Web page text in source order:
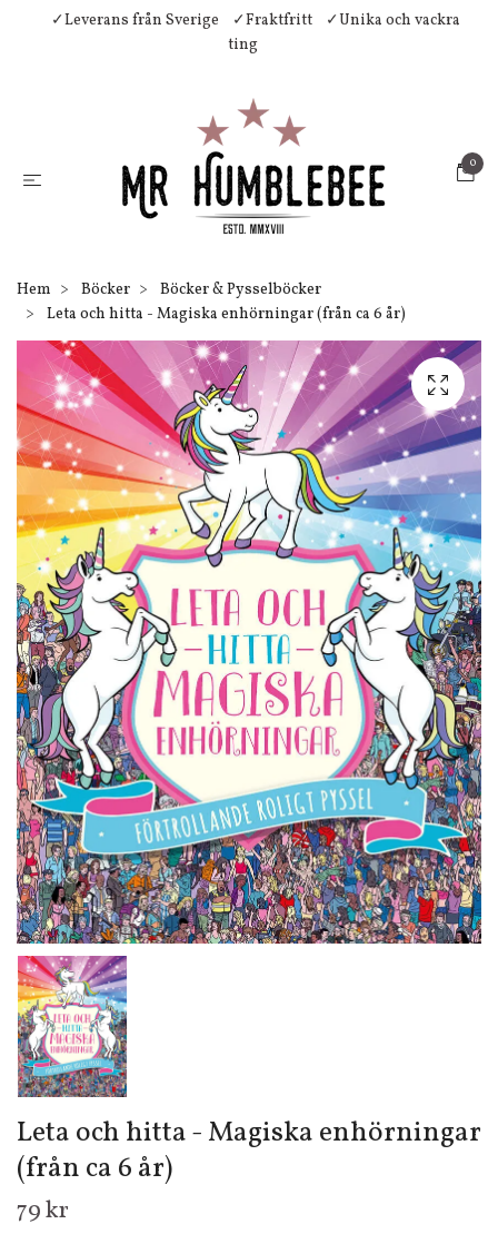
✓Leverans från Sverige ✓Fraktfritt
✓Unika och vackra
ting
0
Hem Böcker
Böcker & Pysselböcker
Leta och hitta - Magiska enhörningar (från ca 6 år)
Leta och hitta - Magiska enhörningar
(från ca 6 år)
79 kr